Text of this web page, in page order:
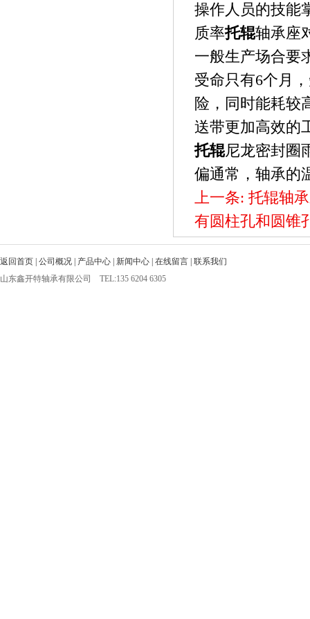
操作人员的技能
质率托辊轴承座
一般生产场合要
受命只有6个月
险，同时能耗较
送带更加高效的
托辊尼龙密封圈
偏通常，轴承的
上一条: 托辊轴
有圆柱孔和圆锥
返回首页 公司概况 产品中心 新闻中心 在线留言 联系我们
山东鑫开特轴承有限公司 TEL:135 6204 6305